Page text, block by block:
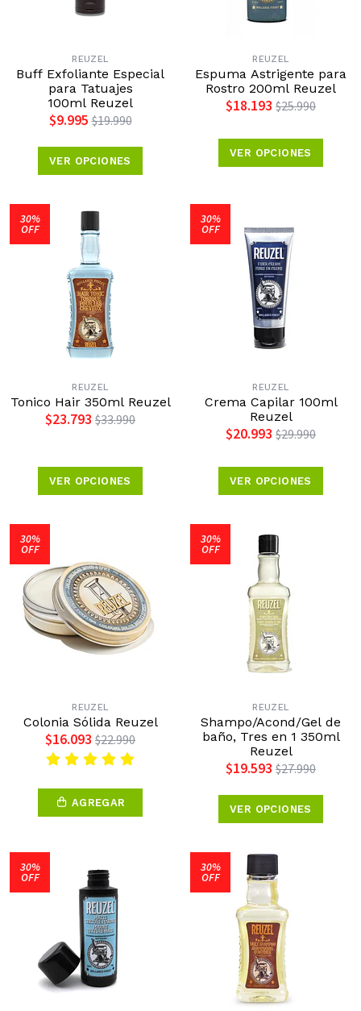
REUZEL
Buff Exfoliante Especial
para Tatuajes
100ml Reuzel
$9.995 $19.990
VER OPCIONES
REUZEL
Espuma Astrigente para
Rostro 200ml Reuzel
$18.193 $25.990
VER OPCIONES
30%
OFF
REUZEL
Tonico Hair 350ml Reuzel
$23.793 $33.990
VER OPCIONES
30%
OFF
REUZEL
Crema Capilar 100ml
Reuzel
$20.993 $29.990
VER OPCIONES
30%
OFF
REUZEL
Colonia Sólida Reuzel
$16.093 $22.990
AGREGAR
30%
OFF
REUZEL
Shampo/Acond/Gel de
baño, Tres en 1 350ml
Reuzel
$19.593 $27.990
VER OPCIONES
30%
OFF
30%
OFF